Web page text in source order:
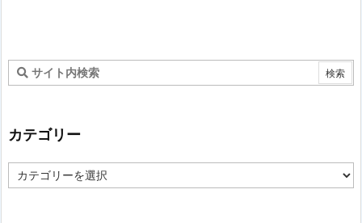
カテゴリー
テ